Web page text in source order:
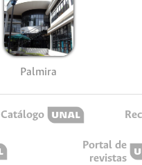
Palmira
Catálogo
Portal de
revistas